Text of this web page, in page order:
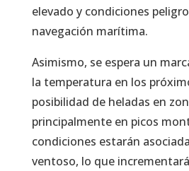
elevado y condiciones
navegación marítima.
Asimismo, se espera un
la temperatura en los
posibilidad de heladas en
principalmente en picos
condiciones estarán
ventoso, lo que